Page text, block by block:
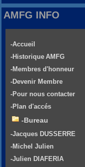
AMFG INFO
-Accueil
-Historique AMFG
-Membres d'honneur
-Devenir Membre
-Pour nous contacter
-Plan d'accés
-Bureau
-Jacques DUSSERRE
-Michel Julien
-Julien DIAFERIA